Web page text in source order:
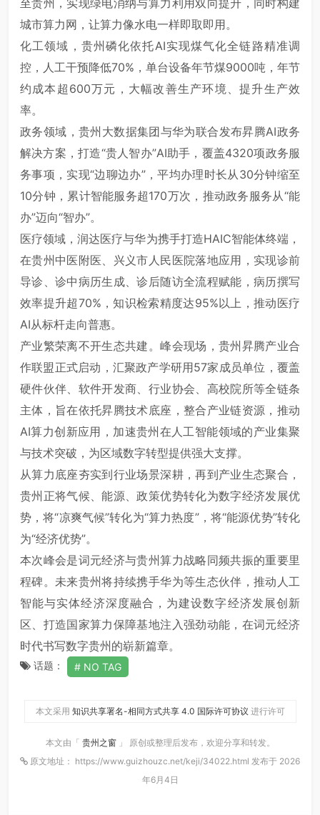
城市算力网，让算力像水电一样即取即用。
化工领域，贵州磷化依托AI实现煤气化全链路精准调
控，人工干预降低70%，单台设备年节煤9000吨，年节
约成本超600万元，大幅改善生产环境、提升生产效
率。
政务领域，贵州大数据集团与华为联合发布昇腾AI政务
解决方案，打造“贵人智办”AI助手，覆盖4320项政务服
务事项，实现“边聊边办”，平均办理时长从30分钟缩至
10分钟，累计智能服务超170万次，推动政务服务从“能
办”迈向“智办”。
医疗领域，润达医疗与华为携手打造HAIC智能体终端，
在贵州中医附医、兴义市人民医院落地应用，实现诊前
导诊、诊中病历生成、诊后随访全流程赋能，病历撰写
效率提升超70%，知识检索精度达95%以上，推动医疗
AI从标杆走向普惠。
产业繁荣离不开生态共建。峰会现场，贵州昇腾产业合
作联盟正式启动，汇聚政产学研用57家成员单位，覆盖
硬件伙伴、软件开发商、行业协会、高校院所等全链条
主体，旨在依托昇腾技术底座，整合产业链资源，推动
AI算力创新应用，加速贵州在人工智能领域的产业集聚
与技术突破，为区域数字转型提供强大支撑。
从算力底座夯实到行业场景深耕，再到产业生态聚合，
贵州正将气候、能源、政策优势转化为数字经济发展优
势，将“凉爽气候”转化为“算力热度”，将“能源优势”转化
为“经济优势”。
本次峰会是词元经济与贵州算力战略同频共振的重要里
程碑。未来贵州将持续携手华为等生态伙伴，推动人工
智能与实体经济深度融合，为建设数字经济发展创新
区、打造国家算力保障基地注入强劲动能，在词元经济
时代书写数字贵州的崭新篇章。
话题： NO TAG
本文采用 知识共享署名-相同方式共享 4.0 国际许可协议 进行许可
本文由「 贵州之窗 」 原创或整理后发布，欢迎分享和转发。
原文地址： https://www.guizhouzc.net/keji/34022.html 发布于 2026
年6月4日